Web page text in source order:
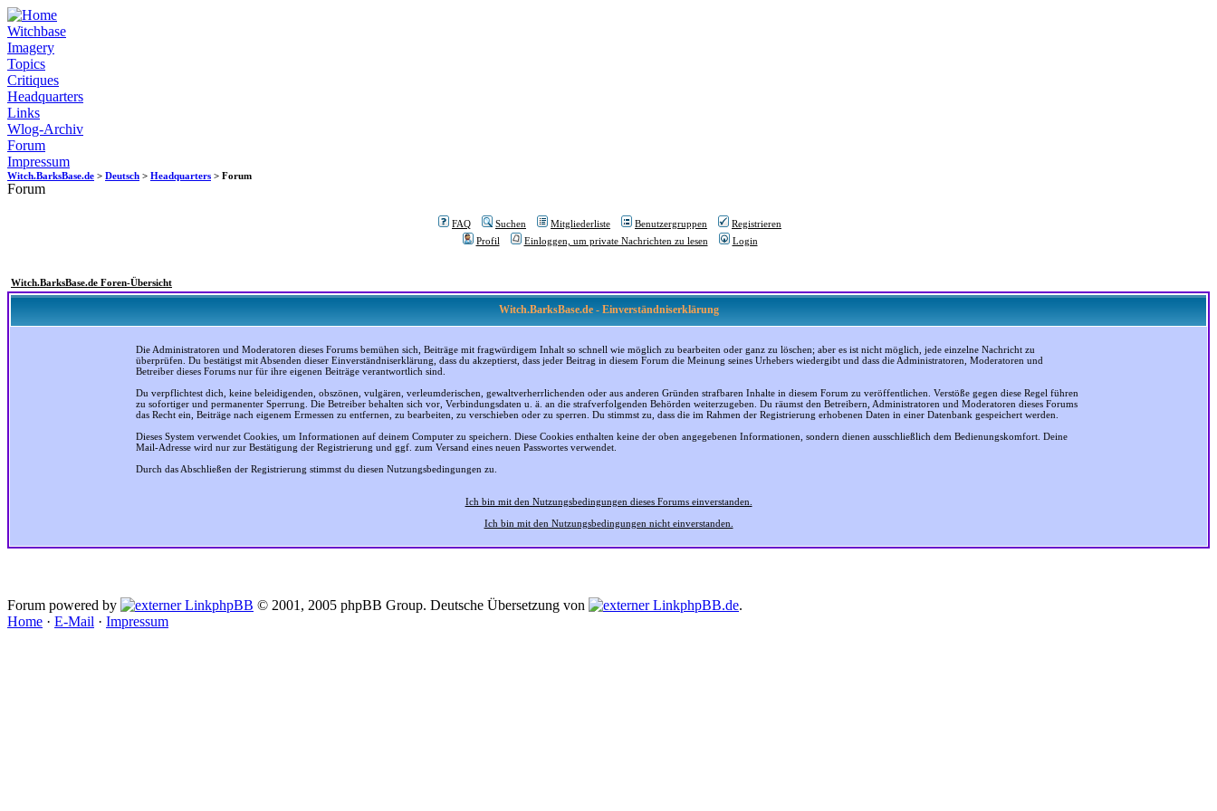
Witchbase
Imagery
Topics
Critiques
Headquarters
Links
Wlog-Archiv
Forum
Impressum
Witch.BarksBase.de > Deutsch > Headquarters > Forum
Forum
FAQ Suchen Mitgliederliste Benutzergruppen
Registrieren
Profil
Einloggen, um private Nachrichten zu lesen Login
Witch.BarksBase.de Foren-Übersicht
Witch.BarksBase.de - Einverständniserklärung
Die Administratoren und Moderatoren dieses Forums bemühen sich, Beiträge mit fragwürdigem Inhalt so schnell wie möglich zu bearbeiten oder ganz zu löschen; aber es ist nicht möglich, jede einzelne Nachricht zu
überprüfen. Du bestätigst mit Absenden dieser Einverständniserklärung, dass du akzeptierst, dass jeder Beitrag in diesem Forum die Meinung seines Urhebers wiedergibt und dass die Administratoren, Moderatoren und
Betreiber dieses Forums nur für ihre eigenen Beiträge verantwortlich sind.
Du verpflichtest dich, keine beleidigenden, obszönen, vulgären, verleumderischen, gewaltverherrlichenden oder aus anderen Gründen strafbaren Inhalte in diesem Forum zu veröffentlichen. Verstöße gegen diese Regel führen
zu sofortiger und permanenter Sperrung. Die Betreiber behalten sich vor, Verbindungsdaten u. ä. an die strafverfolgenden Behörden weiterzugeben. Du räumst den Betreibern, Administratoren und Moderatoren dieses Forums
das Recht ein, Beiträge nach eigenem Ermessen zu entfernen, zu bearbeiten, zu verschieben oder zu sperren. Du stimmst zu, dass die im Rahmen der Registrierung erhobenen Daten in einer Datenbank gespeichert werden.
Dieses System verwendet Cookies, um Informationen auf deinem Computer zu speichern. Diese Cookies enthalten keine der oben angegebenen Informationen, sondern dienen ausschließlich dem Bedienungskomfort. Deine
Mail-Adresse wird nur zur Bestätigung der Registrierung und ggf. zum Versand eines neuen Passwortes verwendet.
Durch das Abschließen der Registrierung stimmst du diesen Nutzungsbedingungen zu.
Ich bin mit den Nutzungsbedingungen dieses Forums einverstanden.
Ich bin mit den Nutzungsbedingungen nicht einverstanden.
Forum powered by phpBB © 2001, 2005 phpBB Group. Deutsche Übersetzung von phpBB.de.
Home · E-Mail · Impressum